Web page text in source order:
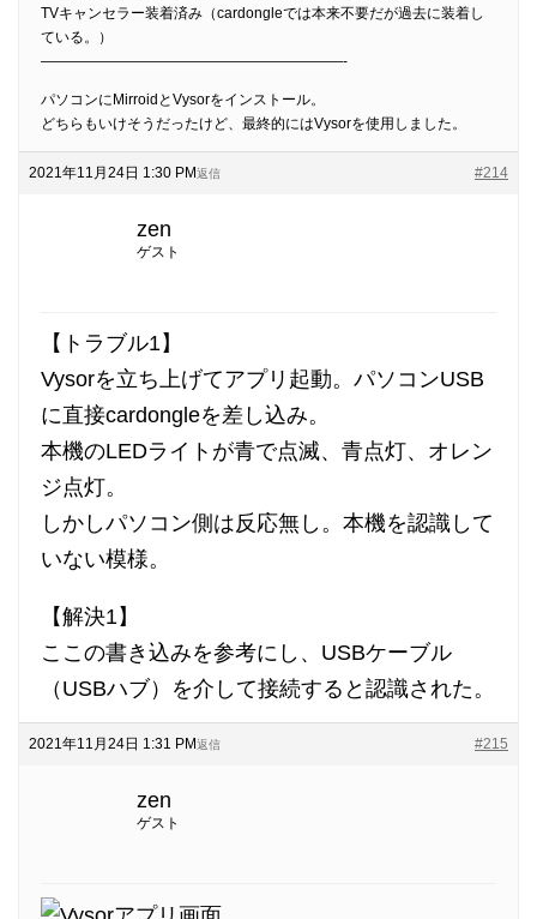
TVキャンセラー装着済み（cardongleでは本来不要だが過去に装着し
ている。）
—————————————————————-
パソコンにMirroidとVysorをインストール。
どちらもいけそうだったけど、最終的にはVysorを使用しました。
2021年11月24日 1:30 PM #214
返信
zen
ゲスト
【トラブル1】
Vysorを立ち上げてアプリ起動。パソコンUSB
に直接cardongleを差し込み。
本機のLEDライトが青で点滅、青点灯、オレン
ジ点灯。
しかしパソコン側は反応無し。本機を認識して
いない模様。
【解決1】
ここの書き込みを参考にし、USBケーブル
（USBハブ）を介して接続すると認識された。
2021年11月24日 1:31 PM #215
返信
zen
ゲスト